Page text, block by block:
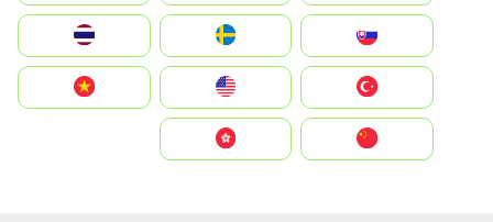
Slovensko
United States